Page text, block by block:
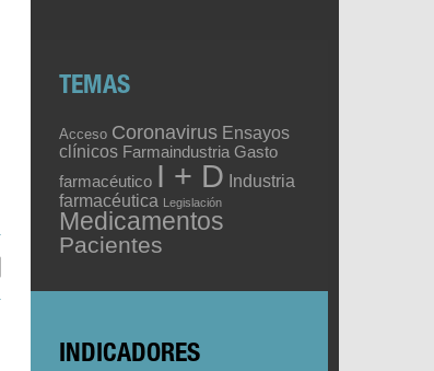
TEMAS
Acceso Coronavirus Ensayos
clínicos Farmaindustria Gasto
farmacéutico I + D Industria
farmacéutica Legislación
Medicamentos
Pacientes
INDICADORES